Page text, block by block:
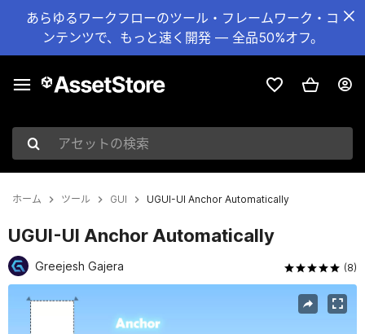
あらゆるワークフローのツール・フレームワーク・コ
ンテンツで、もっと速く開発 — 全品50%オフ。
アセットの検索
ホーム ツール GUI UGUI-UI Anchor Automatically
UGUI-UI Anchor Automatically
Greejesh Gajera (8)
現在のスライド：1 / 6